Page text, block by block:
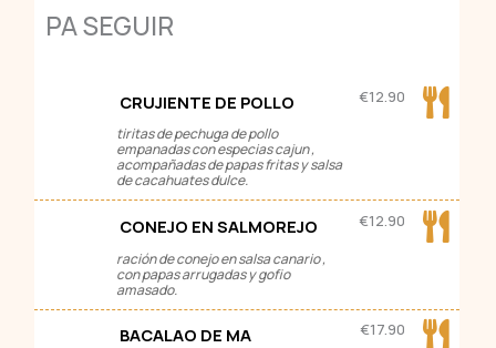
PA SEGUIR
CRUJIENTE DE POLLO
tiritas de pechuga de pollo
empanadas con especias cajun ,
acompañadas de papas fritas y salsa
de cacahuates dulce.
€12.90
CONEJO EN SALMOREJO
ración de conejo en salsa canario ,
con papas arrugadas y gofio
amasado.
€12.90
BACALAO DE MA €17.90